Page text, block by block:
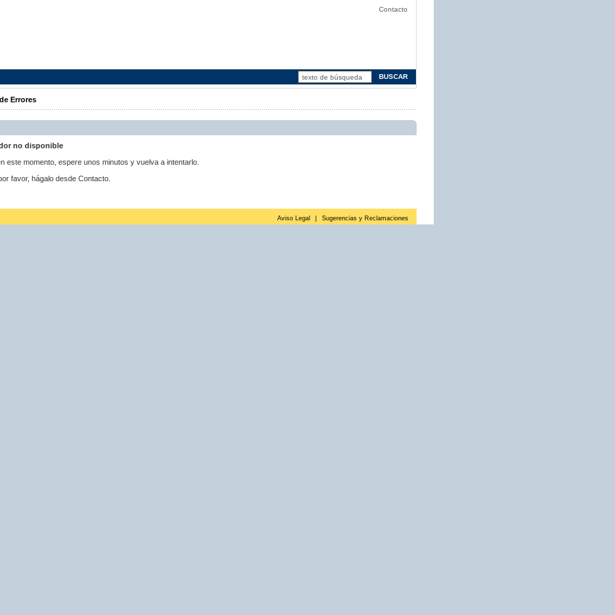
Contacto
Errores
no disponible
este momento, espere unos minutos y vuelva a intentarlo.
favor, hágalo desde Contacto.
Aviso Legal Sugerencias y Reclamaciones